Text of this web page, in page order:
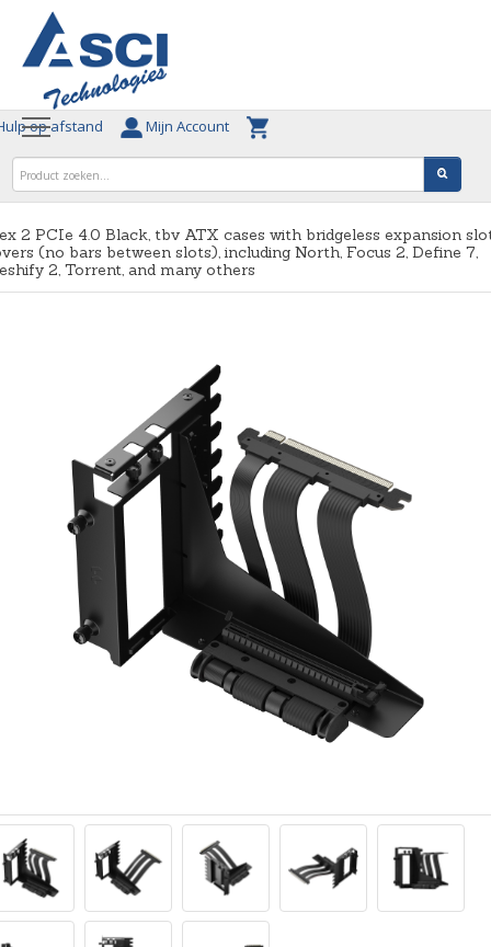
op afstand Mijn Account
2 PCIe 4.0 Black, tbv ATX cases with bridgeless expansion
(no bars between slots), including North, Focus 2, Define 7,
2, Torrent, and many others